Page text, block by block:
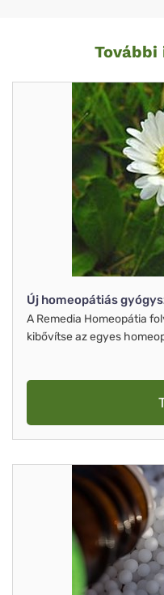
További
Új homeopátiás
A Remedia Homeopátia
kibővítse az egyes